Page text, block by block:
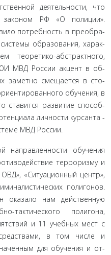
деятельности, что
законом РФ «О полиции».
потребность в преобра­
образования, харак­
теоретико-абстрактного,
МВД России акцент в об­
заметно смещается в сто­
обучения, в
ставится развитие способ­
личности курсанта -
МВД России.
направленности обуче­ния
террориз­му и
«Ситуационный центр»,
полигонов.
оказало нам дей­ственную
полигона,
и 11 учебных мест с
в том числе и
для обучения и от­